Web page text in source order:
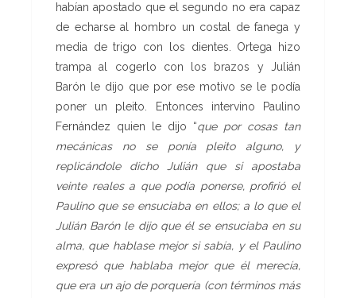
habían apostado que el segundo no era capaz
de echarse al hombro un costal de fanega y
media de trigo con los dientes. Ortega hizo
trampa al cogerlo con los brazos y Julián
Barón le dijo que por ese motivo se le podía
poner un pleito. Entonces intervino Paulino
Fernández quien le dijo “que por cosas tan
mecánicas no se ponía pleito alguno, y
replicándole dicho Julián que si apostaba
veinte reales a que podía ponerse, profirió el
Paulino que se ensuciaba en ellos; a lo que el
Julián Barón le dijo que él se ensuciaba en su
alma, que hablase mejor si sabía, y el Paulino
expresó que hablaba mejor que él merecía,
que era un ajo de porquería (con términos más